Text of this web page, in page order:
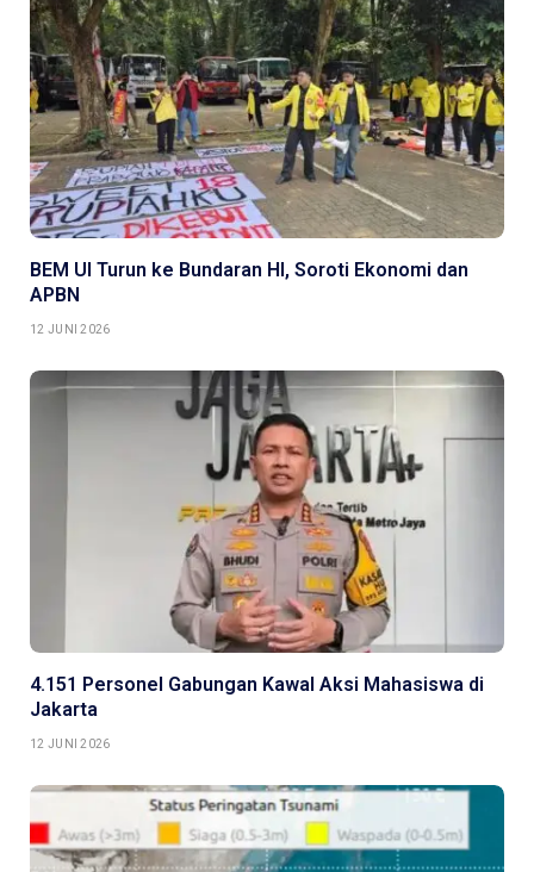
BEM UI Turun ke Bundaran HI, Soroti Ekonomi dan
APBN
12 JUNI 2026
4.151 Personel Gabungan Kawal Aksi Mahasiswa di
Jakarta
12 JUNI 2026